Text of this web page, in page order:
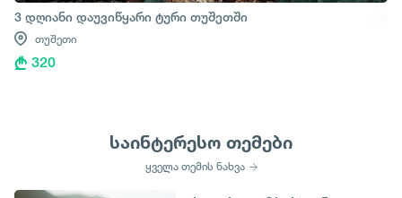
3 დღიანი დაუვიწყარი ტური თუშეთში
თუშეთი
320
საინტერესო თემები
ყველა თემის ნახვა